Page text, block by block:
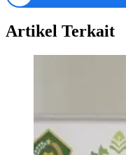
Artikel Terkait